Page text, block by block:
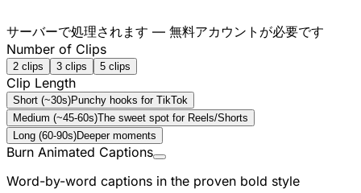
サーバーで処理されます — 無料アカウントが必要です
Number of Clips
2 clips 3 clips 5 clips
Clip Length
Short (~30s)Punchy hooks for TikTok
Medium (~45-60s)The sweet spot for Reels/Shorts
Long (60-90s)Deeper moments
Burn Animated Captions
Word-by-word captions in the proven bold style